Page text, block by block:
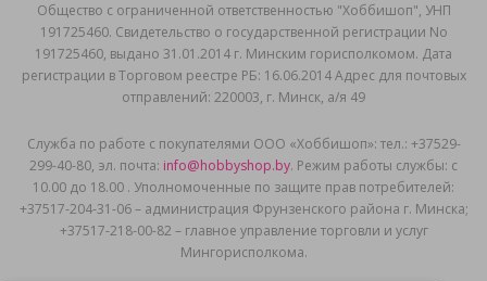
Общеcтво с ограниченной ответственностью "Хоббишоп", УНП
191725460. Свидетельство о государственной регистрации No
191725460, выдано 31.01.2014 г. Минским горисполкомом. Дата
регистрации в Торговом реестре РБ: 16.06.2014 Адрес для почтовых
отправлений: 220003, г. Минск, а/я 49
Служба по работе с покупателями ООО «Хоббишоп»: тел.: +37529-
299-40-80, эл. почта: info@hobbyshop.by. Режим работы службы: с
10.00 до 18.00 . Уполномоченные по защите прав потребителей:
+37517-204-31-06 – администрация Фрунзенского района г. Минска;
+37517-218-00-82 – главное управление торговли и услуг
Мингорисполкома.